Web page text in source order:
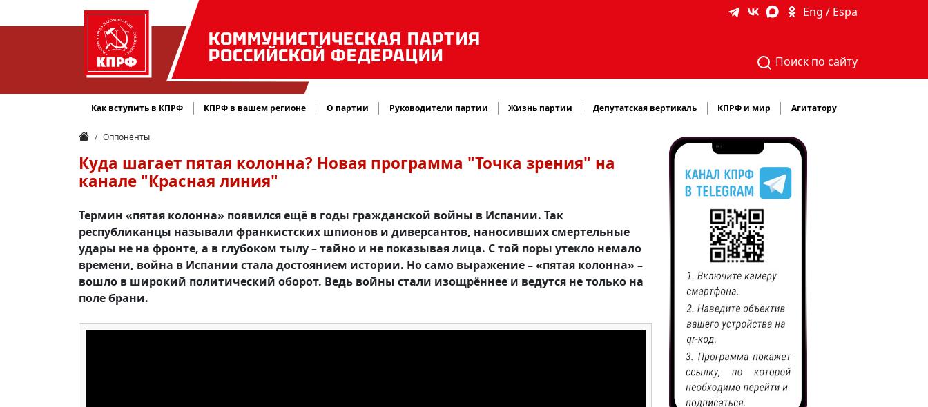
КОММУНИСТИЧЕСКАЯ ПАРТИЯ
РОССИЙСКОЙ ФЕДЕРАЦИИ
Eng / Espa
Поиск по сайту
Как вступить в КПРФ КПРФ в вашем регионе О партии Руководители партии Жизнь партии Депутатская вертикаль КПРФ и мир Агитатору
Оппоненты
Куда шагает пятая колонна? Новая программа "Точка зрения" на
канале "Красная линия"
Термин «пятая колонна» появился ещё в годы гражданской войны в Испании. Так
республиканцы называли франкистских шпионов и диверсантов, наносивших смертельные
удары не на фронте, а в глубоком тылу – тайно и не показывая лица. С той поры утекло немало
времени, война в Испании стала достоянием истории. Но само выражение – «пятая колонна» –
вошло в широкий политический оборот. Ведь войны стали изощрённее и ведутся не только на
поле брани.